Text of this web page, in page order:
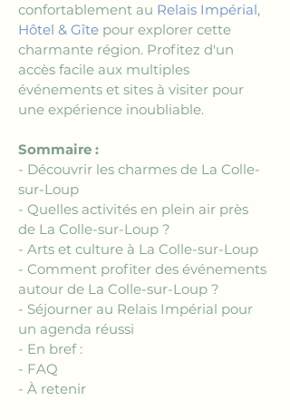
confortablement au Relais Impérial,
Hôtel & Gîte pour explorer cette
charmante région. Profitez d'un
accès facile aux multiples
événements et sites à visiter pour
une expérience inoubliable.
Sommaire :
- Découvrir les charmes de La Colle-
sur-Loup
- Quelles activités en plein air près
de La Colle-sur-Loup ?
- Arts et culture à La Colle-sur-Loup
- Comment profiter des événements
autour de La Colle-sur-Loup ?
- Séjourner au Relais Impérial pour
un agenda réussi
- En bref :
- FAQ
- À retenir